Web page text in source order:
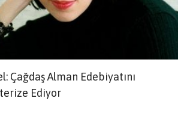
Çağdaş Alman Edebiyatını
Ediyor